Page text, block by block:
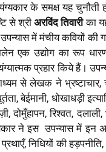
के समक्ष यह
से श्रीअरविंद तिवारीका
उपन्यास में मंचीय कवियों की
एक उद्योग का रूप
प्रहार किये हैं।
से लेखक ने भ्रष्टाचार,
बेईमानी, धोखाधड़ी
दोमुँहापन, रिश्वत,
ने इस उपन्यास में
निधियों की